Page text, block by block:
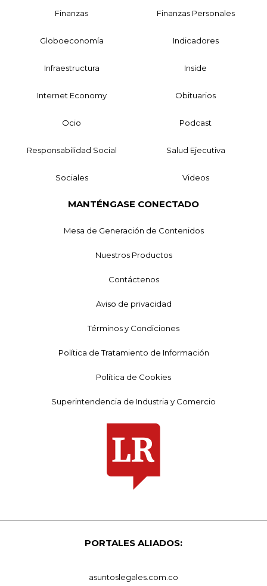
Finanzas Finanzas Personales
Globoeconomía Indicadores
Infraestructura Inside
Internet Economy Obituarios
Ocio Podcast
Responsabilidad Social Salud Ejecutiva
Sociales Videos
MANTÉNGASE CONECTADO
Mesa de Generación de Contenidos
Nuestros Productos
Contáctenos
Aviso de privacidad
Términos y Condiciones
Política de Tratamiento de Información
Política de Cookies
Superintendencia de Industria y Comercio
PORTALES ALIADOS:
asuntoslegales.com.co